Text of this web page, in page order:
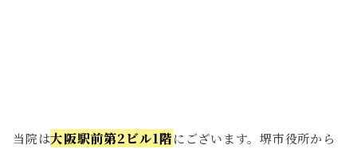
当院は大阪駅前第2ビル1階にございます。堺市役所から